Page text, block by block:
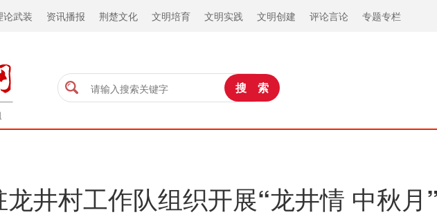
论武装 资讯播报 荆楚文化 文明培育 文明实践 文明创建 评论言论 专题专栏
井村工作队组织开展“龙井情 中秋